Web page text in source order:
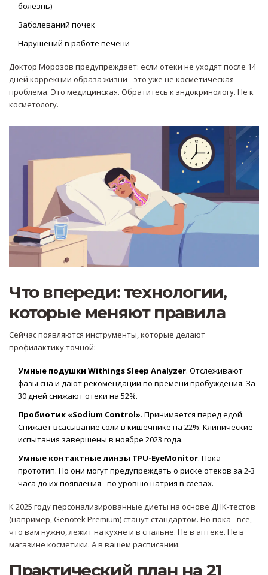
болезнь)
Заболеваний почек
Нарушений в работе печени
Доктор Морозов предупреждает: если отеки не уходят после 14
дней коррекции образа жизни - это уже не косметическая
проблема. Это медицинская. Обратитесь к эндокринологу. Не к
косметологу.
Что впереди: технологии,
которые меняют правила
Сейчас появляются инструменты, которые делают
профилактику точной:
Умные подушки Withings Sleep Analyzer. Отслеживают
фазы сна и дают рекомендации по времени пробуждения. За
30 дней снижают отеки на 52%.
Пробиотик «Sodium Control». Принимается перед едой.
Снижает всасывание соли в кишечнике на 22%. Клинические
испытания завершены в ноябре 2023 года.
Умные контактные линзы TPU-EyeMonitor. Пока
прототип. Но они могут предупреждать о риске отеков за 2-3
часа до их появления - по уровню натрия в слезах.
К 2025 году персонализированные диеты на основе ДНК-тестов
(например, Genotek Premium) станут стандартом. Но пока - все,
что вам нужно, лежит на кухне и в спальне. Не в аптеке. Не в
магазине косметики. А в вашем расписании.
Практический план на 21